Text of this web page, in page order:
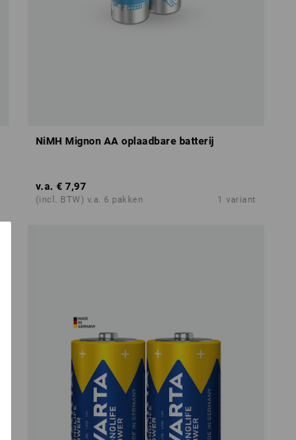
NiMH Mignon AA oplaadbare batterij
v.a. € 7,97
(incl. BTW) v.a. 6 pakken 1 variant